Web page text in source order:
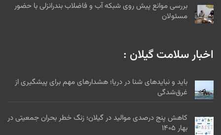
بررسی موانع پیش روی شبکه آب و فاضلاب بندرانزلی با حضور
مسئولان
اخبار سلامت گیلان :
باید و نبایدهای شنا در دریا؛ هشدارهای مهم برای پیشگیری از
غرق‌شدگی
کاهش پنج درصدی موالید در گیلان؛ زنگ خطر بحران جمعیتی در
بهار ۱۴۰۵